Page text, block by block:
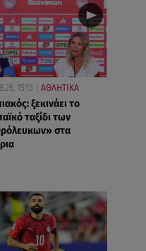
15:15 ΑΘΛΗΤΙΚΑ
ξεκινάει το
ταξίδι των
στα